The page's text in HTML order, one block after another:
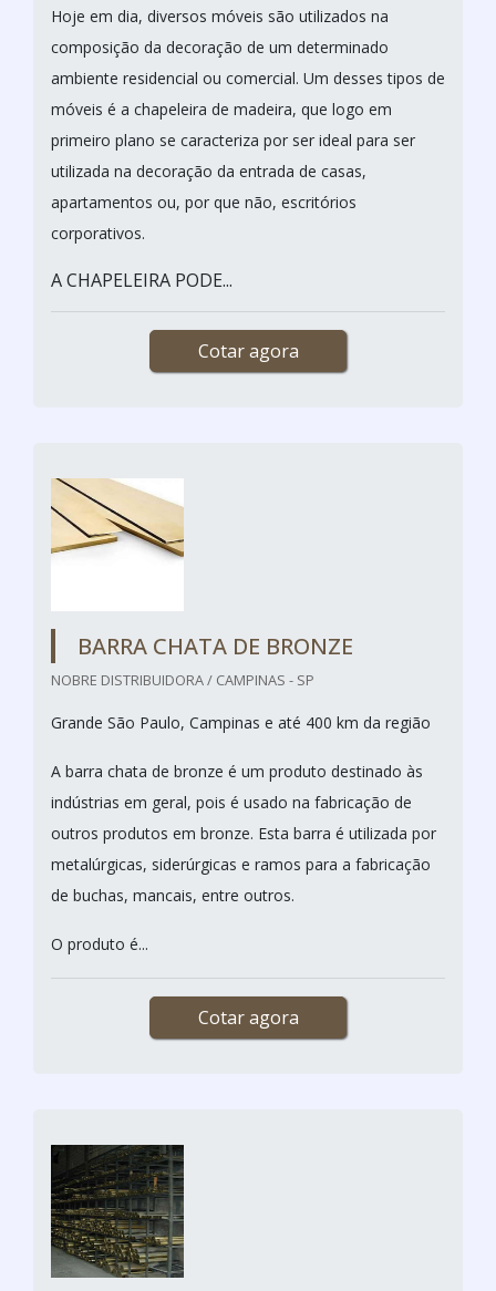
Hoje em dia, diversos móveis são utilizados na
composição da decoração de um determinado
ambiente residencial ou comercial. Um desses tipos de
móveis é a chapeleira de madeira, que logo em
primeiro plano se caracteriza por ser ideal para ser
utilizada na decoração da entrada de casas,
apartamentos ou, por que não, escritórios
corporativos.
A CHAPELEIRA PODE...
Cotar agora
BARRA CHATA DE BRONZE
NOBRE DISTRIBUIDORA / CAMPINAS - SP
Grande São Paulo, Campinas e até 400 km da região
A barra chata de bronze é um produto destinado às
indústrias em geral, pois é usado na fabricação de
outros produtos em bronze. Esta barra é utilizada por
metalúrgicas, siderúrgicas e ramos para a fabricação
de buchas, mancais, entre outros.
O produto é...
Cotar agora